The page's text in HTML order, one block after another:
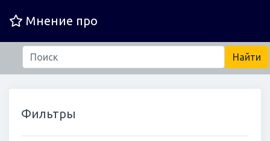
Мнение про
Фильтры